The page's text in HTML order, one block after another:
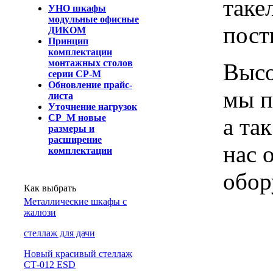
УНО шкафы
модульные офисные
ДИКОМ
Принцип
комплектации
монтажных столов
серии СР-М
Обновление прайс-
листа
Уточнение нагрузок
СР_М новые
размеры и
расширение
комплектации
Как выбрать
Металлические шкафы с
жалюзи
cтеллаж для дачи
Новый красивый стеллаж
СТ-012 ESD
мы
а
нас